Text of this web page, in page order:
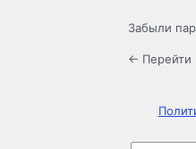
Забыли
← Перейти